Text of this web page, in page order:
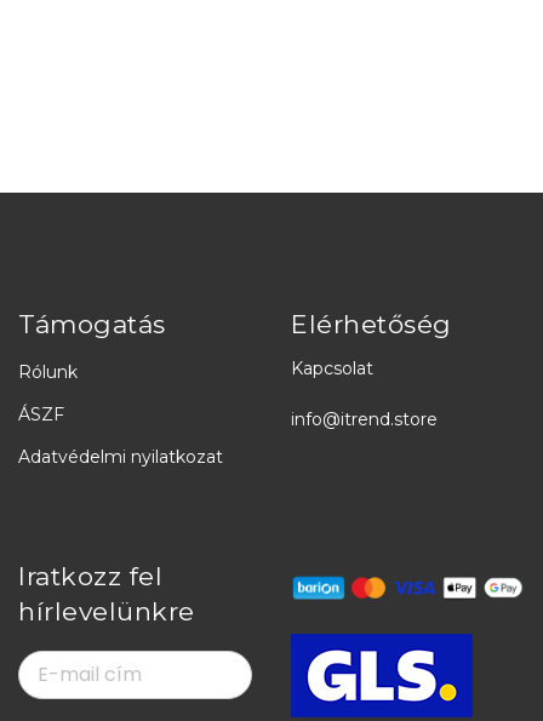
Támogatás
Rólunk
ÁSZF
Adatvédelmi nyilatkozat
Elérhetőség
Kapcsolat
info@itrend.store
Iratkozz fel
hírlevelünkre